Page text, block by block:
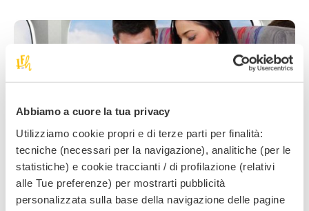
Abbiamo a cuore la tua privacy
Utilizziamo cookie propri e di terze parti per finalità:
tecniche (necessari per la navigazione), analitiche (per le
statistiche) e cookie traccianti / di profilazione (relativi
alle Tue preferenze) per mostrarti pubblicità
personalizzata sulla base della navigazione delle pagine
Consigli per genitori
Volare in gravidanza, tutto quel che
c’è da sapere.
La scoperta di essere incinta porta spesso noi donne ad